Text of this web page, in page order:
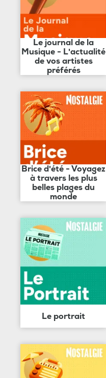
Le journal de la
Musique - L'actualité
de vos artistes
préférés
Brice d'été - Voyagez
à travers les plus
belles plages du
monde
Le portrait